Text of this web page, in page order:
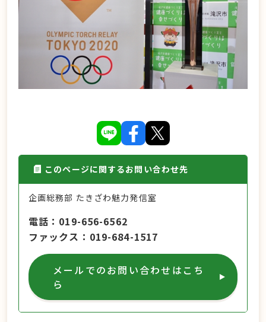
このページに関するお問い合わせ先
企画総務部 たきざわ魅力発信室
電話
019-656-6562
ファックス
019-684-1517
メールでのお問い合わせはこち
ら